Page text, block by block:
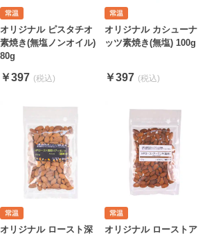
オリジナル ピスタチオ
素焼き(無塩ノンオイル)
80g
￥397
オリジナル カシューナ
ッツ素焼き(無塩) 100g
￥397
オリジナル ロースト深
オリジナル ローストア